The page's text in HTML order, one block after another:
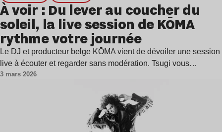
À voir : Du lever au coucher du
soleil, la live session de KŌMA
rythme votre journée
Le DJ et producteur belge KŌMA vient de dévoiler une session
live à écouter et regarder sans modération. Tsugi vous…
3 mars 2026